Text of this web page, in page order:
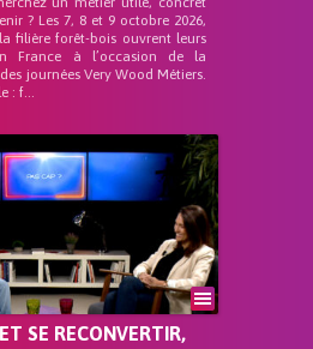
? Les 7, 8 et 9 octobre 2026,
filière forêt-bois ouvrent leurs
France à l’occasion de la
journées Very Wood Métiers.
: f...
SE RECONVERTIR,